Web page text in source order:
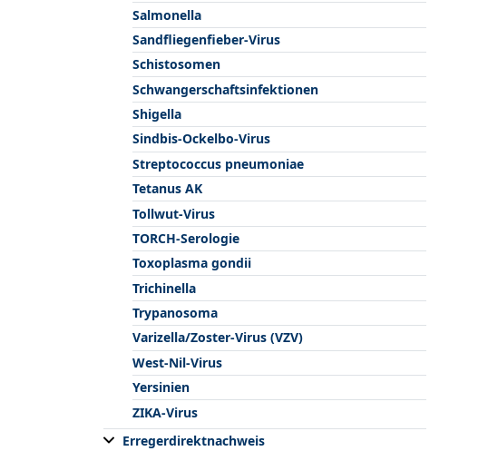
Salmonella
Sandfliegenfieber-Virus
Schistosomen
Schwangerschaftsinfektionen
Shigella
Sindbis-Ockelbo-Virus
Streptococcus pneumoniae
Tetanus AK
Tollwut-Virus
TORCH-Serologie
Toxoplasma gondii
Trichinella
Trypanosoma
Varizella/Zoster-Virus (VZV)
West-Nil-Virus
Yersinien
ZIKA-Virus
Erregerdirektnachweis